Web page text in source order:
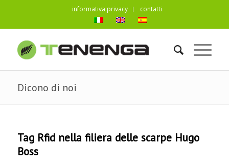
informativa privacy contatti
Dicono di noi
Tag Rfid nella filiera delle scarpe Hugo
Boss